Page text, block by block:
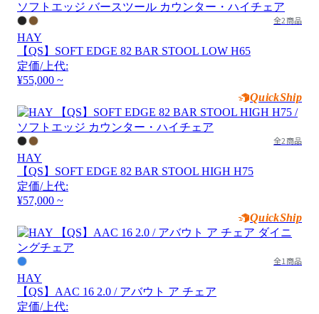
全2商品
HAY
【QS】SOFT EDGE 82 BAR STOOL LOW H65
定価/上代:
¥55,000 ~
QuickShip
全2商品
HAY
【QS】SOFT EDGE 82 BAR STOOL HIGH H75
定価/上代:
¥57,000 ~
QuickShip
全1商品
HAY
【QS】AAC 16 2.0 / アバウト ア チェア
定価/上代: